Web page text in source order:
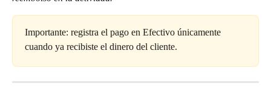
Importante: registra el pago en Efectivo únicamente
cuando ya recibiste el dinero del cliente.